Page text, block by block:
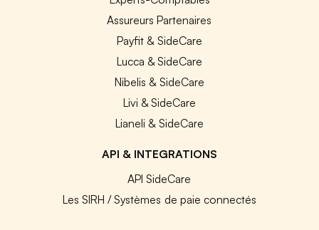
Assureurs Partenaires
Payfit & SideCare
Lucca & SideCare
Nibelis & SideCare
Livi & SideCare
Lianeli & SideCare
API & INTEGRATIONS
API SideCare
Les SIRH / Systèmes de paie connectés